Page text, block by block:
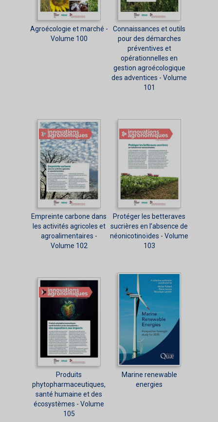
Agroécologie et marché -
Volume 100
Connaissances et outils
pour des démarches
préventives et
opérationnelles en
gestion agroécologique
des adventices - Volume
101
Empreinte carbone dans
les activités agricoles et
agroalimentaires -
Volume 102
Protéger les betteraves
sucrières en l’absence de
néonicotinoïdes - Volume
103
Produits
phytopharmaceutiques,
santé humaine et des
écosystèmes - Volume
105
Marine renewable
energies